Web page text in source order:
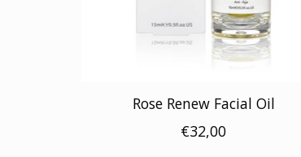
Rose Renew Facial Oil
€32,00